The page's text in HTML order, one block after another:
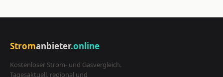
Stromanbieter.online
Kostenloser Strom- und Gasvergleich.
Tagesaktuell, regional und